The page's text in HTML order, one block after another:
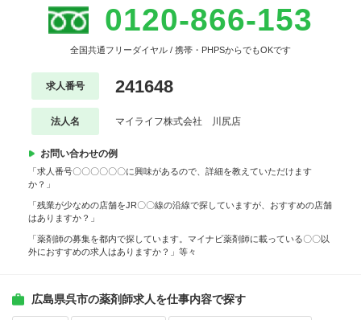
0120-866-153
全国共通フリーダイヤル / 携帯・PHPSからでもOKです
求人番号 241648
法人名 マイライフ株式会社 川尻店
お問い合わせの例
「求人番号〇〇〇〇〇〇に興味があるので、詳細を教えていただけます
か？」
「残業が少なめの店舗をJR〇〇線の沿線で探していますが、おすすめの店舗
はありますか？」
「薬剤師の募集を都内で探しています。マイナビ薬剤師に載っている〇〇以
外におすすめの求人はありますか？」等々
広島県呉市の薬剤師求人を仕事内容で探す